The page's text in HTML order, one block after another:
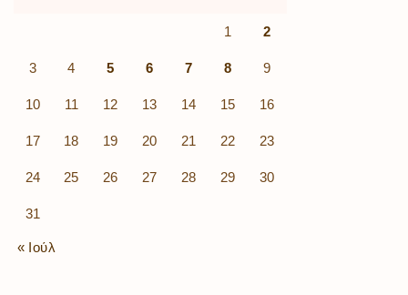
1 2
3 4 5 6 7 8 9
10 11 12 13 14 15 16
17 18 19 20 21 22 23
24 25 26 27 28 29 30
31
« Ιούλ